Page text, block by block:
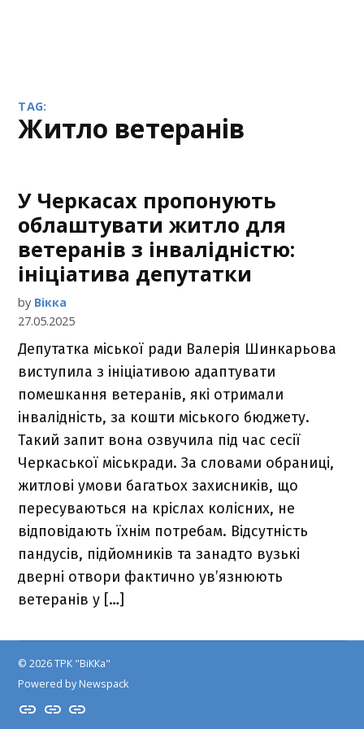
TAG:
житло ветеранів
У Черкасах пропонують
облаштувати житло для
ветеранів з інвалідністю:
ініціатива депутатки
by Вікка
27.05.2025
Депутатка міської ради Валерія Шинкарьова
виступила з ініціативою адаптувати
помешкання ветеранів, які отримали
інвалідність, за кошти міського бюджету.
Такий запит вона озвучила під час сесії
Черкаської міськради. За словами обраниці,
житлові умови багатьох захисників, що
пересуваються на кріслах колісних, не
відповідають їхнім потребам. Відсутність
пандусів, підйомників та занадто вузькі
дверні отвори фактично ув’язнюють
ветеранів у […]
© 2026 ТРК "ВіККа"
Powered by Newspack
Insta
YouTube
FB